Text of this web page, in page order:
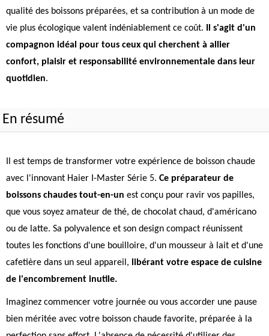
qualité des boissons préparées, et sa contribution à un mode de
vie plus écologique valent indéniablement ce coût.
Il s'agit d'un
compagnon idéal pour tous ceux qui cherchent à allier
confort, plaisir et responsabilité environnementale dans leur
quotidien.
En résumé
Il est temps de transformer votre expérience de boisson chaude
avec l'innovant Haier I-Master Série 5. Ce préparateur de
boissons chaudes tout-en-un est conçu pour ravir vos papilles,
que vous soyez amateur de thé, de chocolat chaud, d'américano
ou de latte. Sa polyvalence et son design compact réunissent
toutes les fonctions d'une bouilloire, d'un mousseur à lait et d'une
cafetière dans un seul appareil, libérant votre espace de cuisine
de l'encombrement inutile.
Imaginez commencer votre journée ou vous accorder une pause
bien méritée avec votre boisson chaude favorite, préparée à la